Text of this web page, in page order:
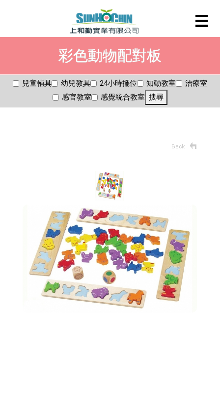
彩色動物配對板
兒童輔具 幼兒教具 24小時擺位 知動教室
治療室
感官教室
感覺統合教室 搜尋